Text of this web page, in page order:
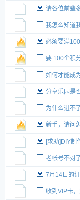
请各位前辈
我怎么知道
必须要满
要 100个积
如何才能成
分享乐园是
为什么进不
新手，请问
[求助]DIY制
老帐号不对
7月14日的
收到VIP卡